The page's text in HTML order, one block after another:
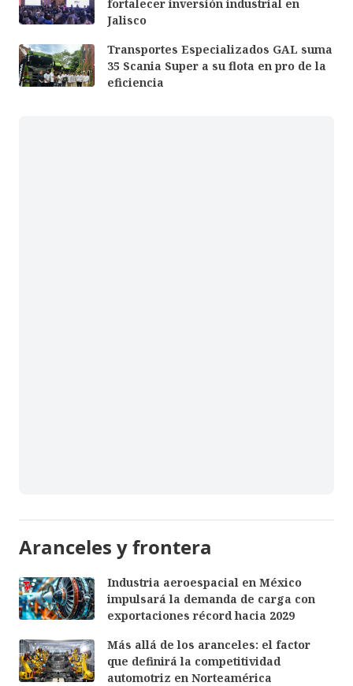
fortalecer inversión industrial en
Jalisco
Transportes Especializados GAL suma
35 Scania Super a su flota en pro de la
eficiencia
Aranceles y frontera
Industria aeroespacial en México
impulsará la demanda de carga con
exportaciones récord hacia 2029
Más allá de los aranceles: el factor
que definirá la competitividad
automotriz en Norteamérica